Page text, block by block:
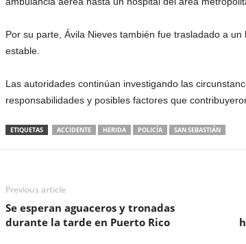
Por su parte, Ávila Nieves también fue trasladado a
estable.
Las autoridades continúan investigando las
responsabilidades y posibles factores que
ETIQUETAS ACCIDENTE HERIDA POLICÍA SAN SEBASTIÁN
Previous article
Se esperan aguaceros y tronadas
durante la tarde en Puerto Rico